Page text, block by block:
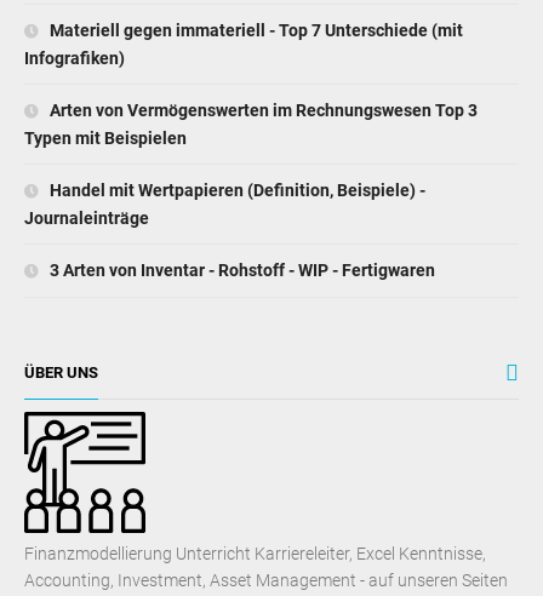
Materiell gegen immateriell - Top 7 Unterschiede (mit
Infografiken)
Arten von Vermögenswerten im Rechnungswesen Top 3
Typen mit Beispielen
Handel mit Wertpapieren (Definition, Beispiele) -
Journaleinträge
3 Arten von Inventar - Rohstoff - WIP - Fertigwaren
ÜBER UNS
Finanzmodellierung Unterricht Karriereleiter, Excel Kenntnisse,
Accounting, Investment, Asset Management - auf unseren Seiten